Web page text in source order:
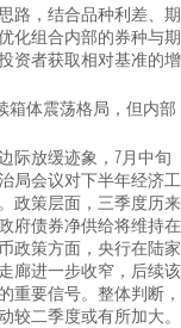
路，结合品种利差、期
化组合内部的券种与期
资者获取相对基准的增
箱体震荡格局，但内部
际放缓迹象，7月中旬
局会议对下半年经济工
政策层面，三季度历来
府债券净供给将维持在
政策方面，央行在陆家
廊进一步收窄，后续该
重要信号。整体判断，
二季度或有所加大。